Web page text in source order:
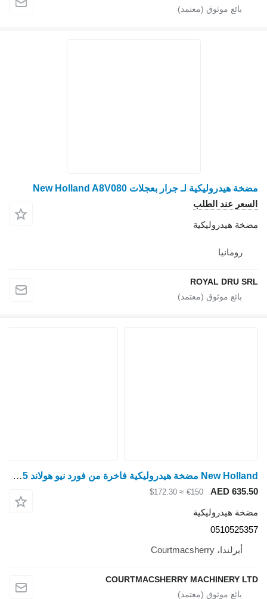
مضخة هيدروليكية لـ جرار بعجلات New Holland A8V080
السعر عند الطلب
مضخة هيدروليكية
رومانيا
ROYAL DRU SRL
New Holland مضخة هيدروليكية فاخرة من فورد نيو هولاند 35، 60، TL، TM، TN60 DA 1 0510525357 لـ جرار بعجلات
AED 635.50
€150
≈ $172.30
مضخة هيدروليكية
0510525357
أيرلندا، Courtmacsherry
COURTMACSHERRY MACHINERY LTD